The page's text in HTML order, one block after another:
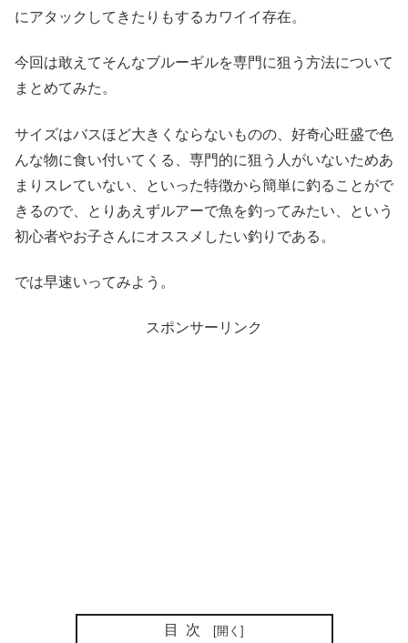
にアタックしてきたりもするカワイイ存在。
今回は敢えてそんなブルーギルを専門に狙う方法について
まとめてみた。
サイズはバスほど大きくならないものの、好奇心旺盛で色
んな物に食い付いてくる、専門的に狙う人がいないためあ
まりスレていない、といった特徴から簡単に釣ることがで
きるので、とりあえずルアーで魚を釣ってみたい、という
初心者やお子さんにオススメしたい釣りである。
では早速いってみよう。
スポンサーリンク
目次